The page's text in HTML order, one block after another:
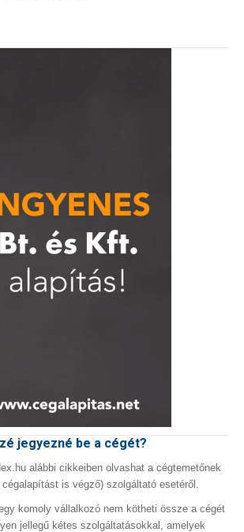
jegyezné be a cégét?
alábbi cikkeiben olvashat a cégtemetőnek
is végző) szolgáltató esetéről.
komoly vállalkozó nem kötheti össze a cégét
jellegű kétes szolgáltatásokkal, amelyek